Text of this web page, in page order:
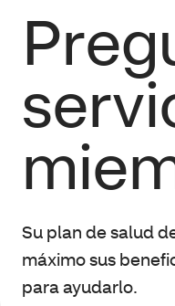
Su plan de salud
máximo sus
para ayudarlo.